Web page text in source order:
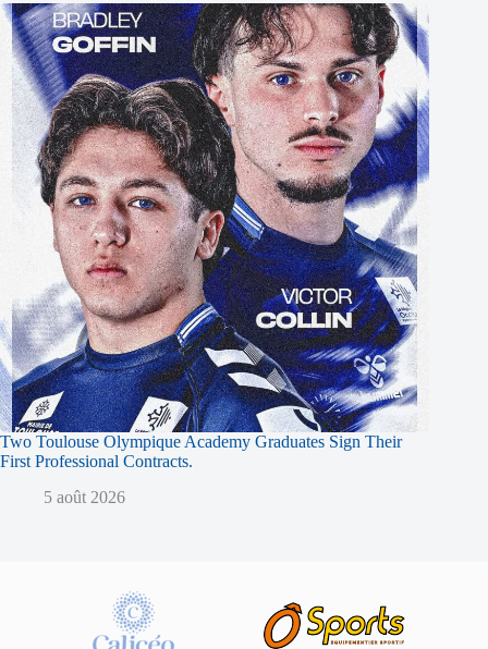
Two Toulouse Olympique Academy Graduates Sign Their
First Professional Contracts.
5 août 2026